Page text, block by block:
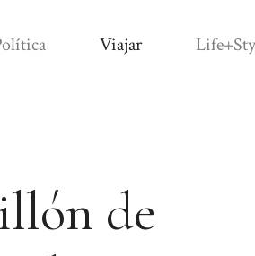
Viajar
de